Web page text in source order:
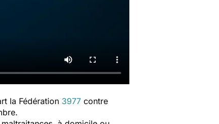
la Fédération 3977 contre